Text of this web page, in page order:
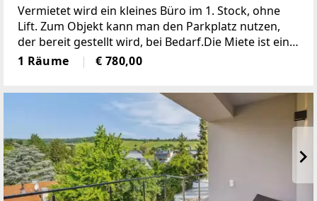
Vermietet wird ein kleines Büro im 1. Stock, ohne
Lift. Zum Objekt kann man den Parkplatz nutzen,
der bereit gestellt wird, bei Bedarf.Die Miete ist eine
all-in -Miete: Miete+ BK+Heizung+Warmwasser+Sat=
€ 650,- + Ust + € 50,- StrompauschaleDas
1 Räume € 780,00